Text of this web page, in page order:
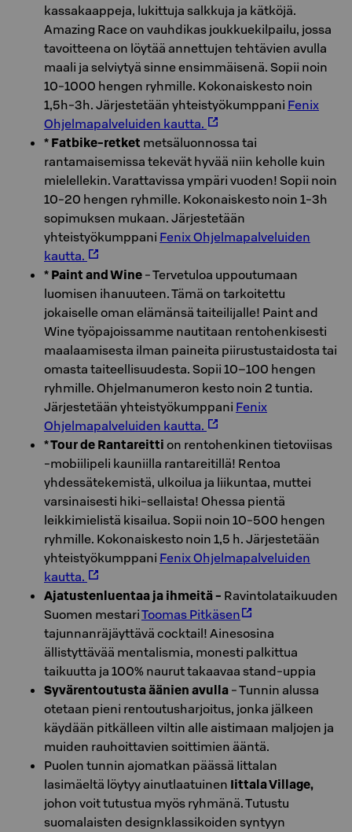
kassakaappeja, lukittuja salkkuja ja kätköjä.
Amazing Race on vauhdikas joukkuekilpailu, jossa
tavoitteena on löytää annettujen tehtävien avulla
maali ja selviytyä sinne ensimmäisenä. Sopii noin
10-1000 hengen ryhmille. Kokonaiskesto noin
1,5h-3h. Järjestetään yhteistyökumppani Fenix
Ohjelmapalveluiden kautta.
* Fatbike-retket metsäluonnossa tai
rantamaisemissa tekevät hyvää niin keholle kuin
mielellekin. Varattavissa ympäri vuoden! Sopii noin
10-20 hengen ryhmille. Kokonaiskesto noin 1-3h
sopimuksen mukaan. Järjestetään
yhteistyökumppani Fenix Ohjelmapalveluiden
kautta.
* Paint and Wine - Tervetuloa uppoutumaan
luomisen ihanuuteen. Tämä on tarkoitettu
jokaiselle oman elämänsä taiteilijalle! Paint and
Wine työpajoissamme nautitaan rentohenkisesti
maalaamisesta ilman paineita piirustustaidosta tai
omasta taiteellisuudesta. Sopii 10–100 hengen
ryhmille. Ohjelmanumeron kesto noin 2 tuntia.
Järjestetään yhteistyökumppani Fenix
Ohjelmapalveluiden kautta.
* Tour de Rantareitti on rentohenkinen tietoviisas
-mobiilipeli kauniilla rantareitillä! Rentoa
yhdessätekemistä, ulkoilua ja liikuntaa, muttei
varsinaisesti hiki-sellaista! Ohessa pientä
leikkimielistä kisailua. Sopii noin 10-500 hengen
ryhmille. Kokonaiskesto noin 1,5 h. Järjestetään
yhteistyökumppani Fenix Ohjelmapalveluiden
kautta.
Ajatustenluentaa ja ihmeitä - Ravintolataikuuden
Suomen mestariToomas Pitkäsen
tajunnanräjäyttävä cocktail! Ainesosina
ällistyttävää mentalismia, monesti palkittua
taikuutta ja 100% naurut takaavaa stand-uppia
Syvärentoutusta äänien avulla - Tunnin alussa
otetaan pieni rentoutusharjoitus, jonka jälkeen
käydään pitkälleen viltin alle aistimaan maljojen ja
muiden rauhoittavien soittimien ääntä.
Puolen tunnin ajomatkan päässä Iittalan
lasimäeltä löytyy ainutlaatuinen Iittala Village,
johon voit tutustua myös ryhmänä. Tutustu
suomalaisten designklassikoiden syntyyn